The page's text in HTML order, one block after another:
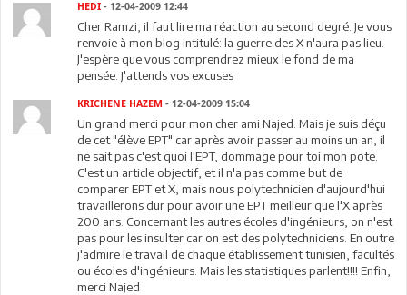
HEDI - 12-04-2009 12:44
Cher Ramzi, il faut lire ma réaction au second degré. Je vous
renvoie à mon blog intitulé: la guerre des X n'aura pas lieu.
J'espère que vous comprendrez mieux le fond de ma
pensée. J'attends vos excuses
KRICHENE HAZEM - 12-04-2009 15:04
Un grand merci pour mon cher ami Najed. Mais je suis déçu
de cet "élève EPT" car après avoir passer au moins un an, il
ne sait pas c'est quoi l'EPT, dommage pour toi mon pote.
C'est un article objectif, et il n'a pas comme but de
comparer EPT et X, mais nous polytechnicien d'aujourd'hui
travaillerons dur pour avoir une EPT meilleur que l'X après
200 ans. Concernant les autres écoles d'ingénieurs, on n'est
pas pour les insulter car on est des polytechniciens. En outre
j'admire le travail de chaque établissement tunisien, facultés
ou écoles d'ingénieurs. Mais les statistiques parlent!!!! Enfin,
merci Najed